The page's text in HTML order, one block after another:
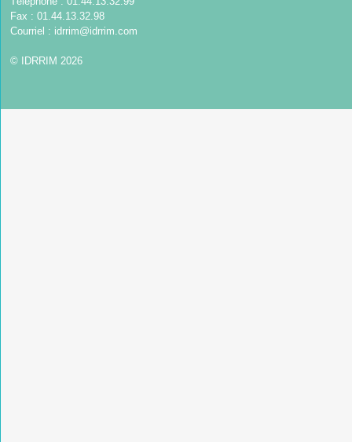
Fax : 01.44.13.32.98
Courriel : idrrim@idrrim.com
© IDRRIM 2026